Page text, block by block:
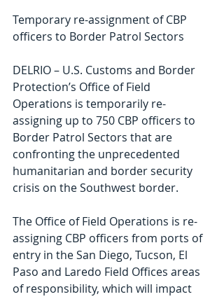
Temporary re-assignment of CBP
officers to Border Patrol Sectors
DELRIO – U.S. Customs and Border
Protection’s Office of Field
Operations is temporarily re-
assigning up to 750 CBP officers to
Border Patrol Sectors that are
confronting the unprecedented
humanitarian and border security
crisis on the Southwest border.
The Office of Field Operations is re-
assigning CBP officers from ports of
entry in the San Diego, Tucson, El
Paso and Laredo Field Offices areas
of responsibility, which will impact